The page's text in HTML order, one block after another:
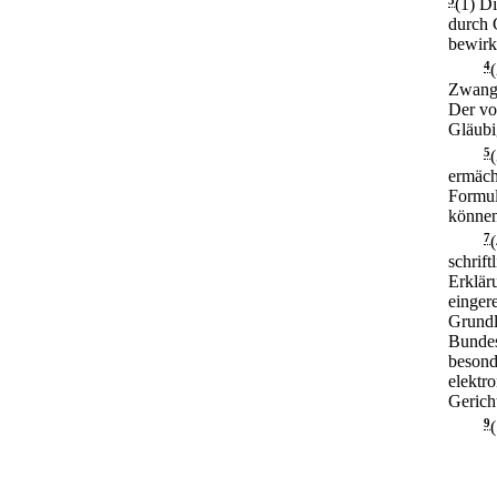
(1)
durch
4
Der
5
7
9